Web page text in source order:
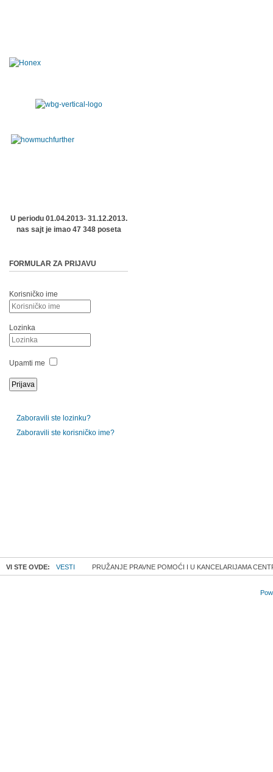
U periodu 01.04.2013- 31.12.2013.
nas sajt je imao 47 348 poseta
FORMULAR ZA PRIJAVU
Korisničko ime
Lozinka
Upamti me
Zaboravili ste lozinku?
Zaboravili ste korisničko ime?
VI STE OVDE: VESTI PRUŽANJE PRAVNE POMOĆI I U KANCELARIJAMA